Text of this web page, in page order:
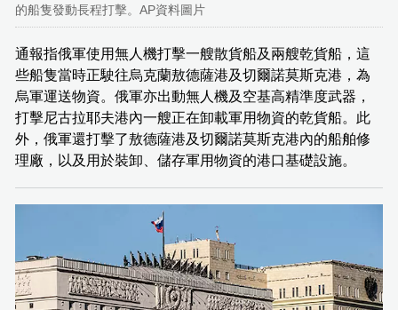
的船隻發動長程打擊。AP資料圖片
通報指俄軍使用無人機打擊一艘散貨船及兩艘乾貨船，這
些船隻當時正駛往烏克蘭敖德薩港及切爾諾莫斯克港，為
烏軍運送物資。俄軍亦出動無人機及空基高精準度武器，
打擊尼古拉耶夫港內一艘正在卸載軍用物資的乾貨船。此
外，俄軍還打擊了敖德薩港及切爾諾莫斯克港內的船舶修
理廠，以及用於裝卸、儲存軍用物資的港口基礎設施。